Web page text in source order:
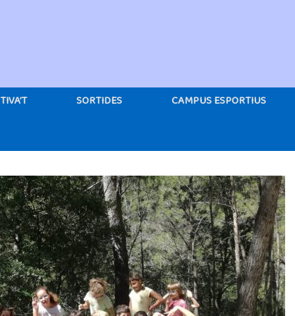
SORTIDES CAMPUS ESPORTIUS